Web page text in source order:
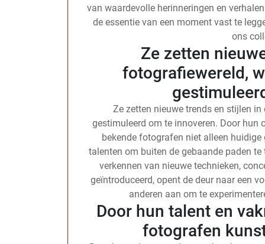
van waardevolle herinneringen en
de essentie van een moment vast te
ons
Ze zetten
fotografiewereld,
Ze zetten nieuwe trends en stijlen
gestimuleerd om te innoveren. Door hun
bekende fotografen niet alleen
talenten om buiten de gebaande paden
verkennen van nieuwe technieken,
geïntroduceerd, opent de deur naar een
anderen aan om te
Door hun talent en
fotografen